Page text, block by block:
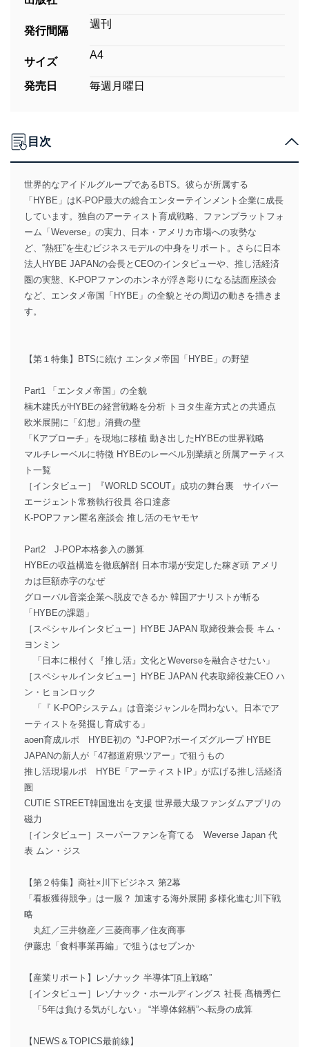
発行間隔
週刊
サイズ
A4
発売日 毎週月曜日
目次
世界的なアイドルグループであるBTS。彼らが所属する
「HYBE」はK-POP最大の総合エンターテインメント企業に成長
しています。独自のアーティスト育成戦略、ファンプラットフォ
ーム「Weverse」の実力、日本・アメリカ市場への攻勢な
ど、“熱狂”を生むビジネスモデルの中身をリポート。さらに日本
法人HYBE JAPANの会長とCEOのインタビューや、推し活経済
圏の実態、K-POPファンのホンネが浮き彫りになる誌面座談会
など、エンタメ帝国「HYBE」の全貌とその周辺の動きを描きま
す。
【第１特集】BTSに続け エンタメ帝国「HYBE」の野望
Part1 「エンタメ帝国」の全貌
楠木建氏がHYBEの経営戦略を分析 トヨタ生産方式との共通点
欧米展開に「幻想」消費の壁
「Kアプローチ」を現地に移植 動き出したHYBEの世界戦略
マルチレーベルに特徴 HYBEのレーベル別業績と所属アーティス
ト一覧
［インタビュー］『WORLD SCOUT』成功の舞台裏 サイバー
エージェント常務執行役員 谷口達彦
K-POPファン匿名座談会 推し活のモヤモヤ
Part2 J-POP本格参入の勝算
HYBEの収益構造を徹底解剖 日本市場が安定した稼ぎ頭 アメリ
カは巨額赤字のなぜ
グローバル音楽企業へ脱皮できるか 韓国アナリストが斬る
「HYBEの課題」
［スペシャルインタビュー］HYBE JAPAN 取締役兼会長 キム・
ヨンミン
「日本に根付く『推し活』文化とWeverseを融合させたい」
［スペシャルインタビュー］HYBE JAPAN 代表取締役兼CEO ハ
ン・ヒョンロック
「『 K-POPシステム』は音楽ジャンルを問わない。日本でア
ーティストを発掘し育成する」
aoen育成ルポ HYBE初の〝J-POP?ボーイズグループ HYBE
JAPANの新人が「47都道府県ツアー」で狙うもの
推し活現場ルポ HYBE「アーティストIP」が広げる推し活経済
圏
CUTIE STREET韓国進出を支援 世界最大級ファンダムアプリの
磁力
［インタビュー］スーパーファンを育てる Weverse Japan 代
表 ムン・ジス
【第２特集】商社×川下ビジネス 第2幕
「看板獲得競争」は一服？ 加速する海外展開 多様化進む川下戦
略
丸紅／三井物産／三菱商事／住友商事
伊藤忠「食料事業再編」で狙うはセブンか
【産業リポート】レゾナック 半導体“頂上戦略”
［インタビュー］レゾナック・ホールディングス 社長 髙橋秀仁
「5年は負ける気がしない」 “半導体銘柄”へ転身の成算
【NEWS＆TOPICS最前線】